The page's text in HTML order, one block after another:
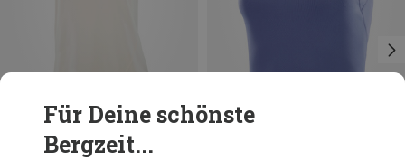
Du sparst 30%
Für Deine schönste
Bergzeit...